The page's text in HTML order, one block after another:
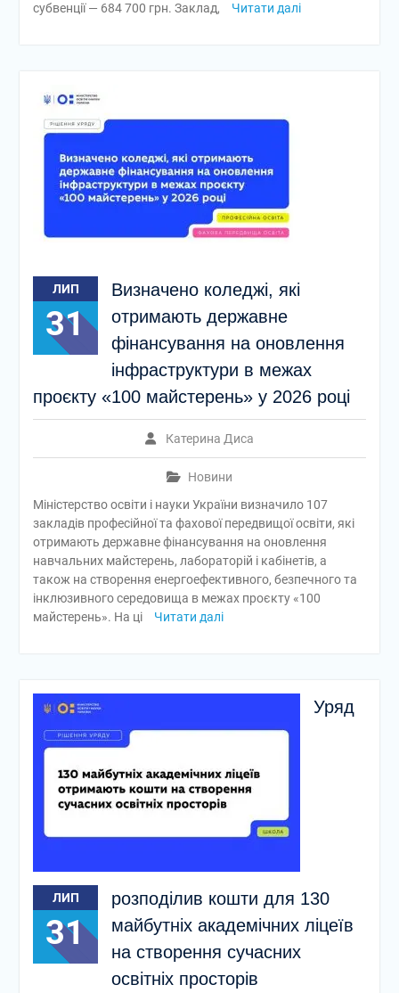
субвенції — 684 700 грн. Заклад,
Читати далі
ЛИП
31
Визначено коледжі, які
отримають державне
фінансування на оновлення
інфраструктури в межах
проєкту «100 майстерень» у 2026 році
Катерина Диса
Новини
Міністерство освіти і науки України визначило 107
закладів професійної та фахової передвищої освіти, які
отримають державне фінансування на оновлення
навчальних майстерень, лабораторій і кабінетів, а
також на створення енергоефективного, безпечного та
інклюзивного середовища в межах проєкту «100
майстерень». На ці
Читати далі
ЛИП
31
Уряд
розподілив кошти для 130
майбутніх академічних ліцеїв
на створення сучасних
освітніх просторів